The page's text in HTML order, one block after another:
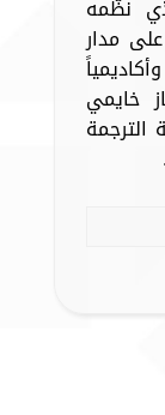
نظّمه
مدار
وأكاديمياً
خايمي
الترجمة